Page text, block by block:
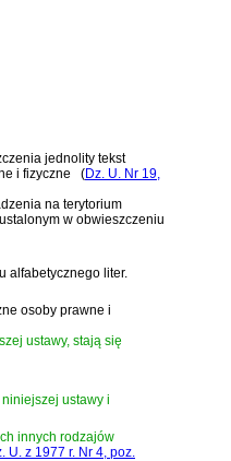
jednolity tekst
i fizyczne
(Dz. U. Nr 19,
na terytorium
w obwieszczeniu
alfabetycznego liter.
osoby prawne i
ustawy, stają się
ustawy i
innych rodzajów
U. z 1977 r. Nr 4, poz.